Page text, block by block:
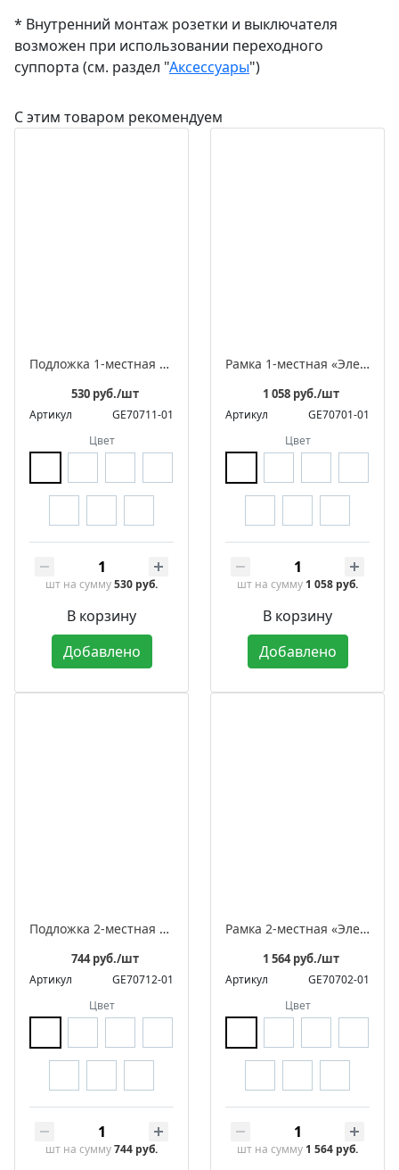
* Внутренний монтаж розетки и выключателя
возможен при использовании переходного
суппорта (см. раздел "Аксессуары")
С этим товаром рекомендуем
Подложка 1-местная «Элегант»
530 руб./шт
Артикул
GE70711-01
Цвет
шт на сумму530 руб.
В корзину
Добавлено
Рамка 1-местная «Элегант»
1 058 руб./шт
Артикул
GE70701-01
Цвет
шт на сумму 1 058 руб.
В корзину
Добавлено
Подложка 2-местная «Элегант»
744 руб./шт
Артикул
GE70712-01
Цвет
шт на сумму744 руб.
Рамка 2-местная «Элегант»
1 564 руб./шт
Артикул
GE70702-01
Цвет
шт на сумму 1 564 руб.